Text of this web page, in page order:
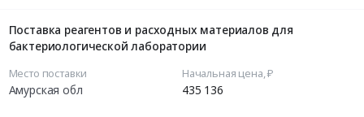
Поставка реагентов и расходных материалов для
бактериологической лаборатории
Место поставки
Амурская обл
Начальная цена, ₽
435 136